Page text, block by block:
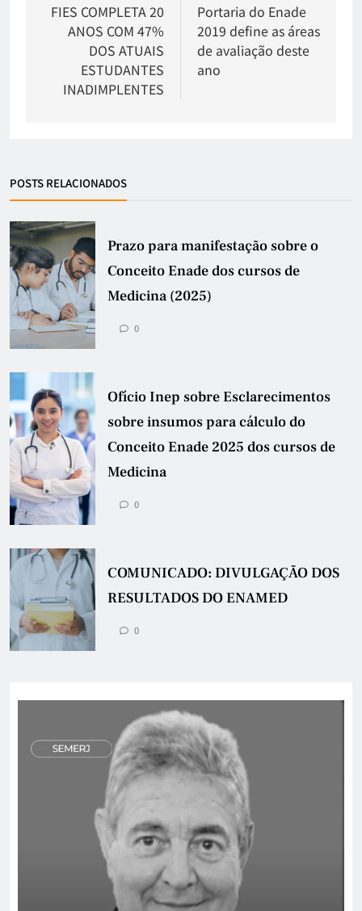
FIES COMPLETA 20
ANOS COM 47%
DOS ATUAIS
ESTUDANTES
INADIMPLENTES
Portaria do Enade
2019 define as áreas
de avaliação deste
ano
POSTS RELACIONADOS
Prazo para manifestação sobre o
Conceito Enade dos cursos de
Medicina (2025)
0
Ofício Inep sobre Esclarecimentos
sobre insumos para cálculo do
Conceito Enade 2025 dos cursos de
Medicina
0
COMUNICADO: DIVULGAÇÃO DOS
RESULTADOS DO ENAMED
0